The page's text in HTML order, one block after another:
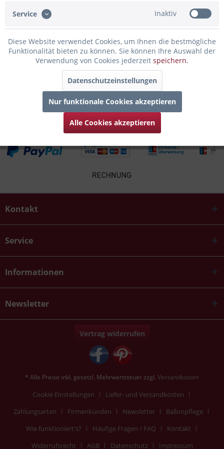
Infos zum Hersteller
Folgende Infos zum Hersteller sind verfübar......mehr
Kontakt
Service
Informationen
Newsletter
Vertrag widerrufen
* Alle Preise inkl. gesetzl. Mehrwertsteuer zzgl. Versandkosten
Cookie Einstellungen
Liefer- und Versandkosten
Zahlungsarten
Firmenkunden Newsletter
Ballonpflege
Wie funktioniert's?
Häufige Fragen / FAQ
Kontakt
Widerrufsrecht
AGB Datenschutz Impressum
Service Inaktiv
Diese Website verwendet Cookies, um Ihnen die bestmögliche
Funktionalität bieten zu können. Sie können Ihre Auswahl der
Verwendung von Cookies jederzeit speichern.
Datenschutzeinstellungen
Nur funktionale Cookies akzeptieren
Alle Cookies akzeptieren